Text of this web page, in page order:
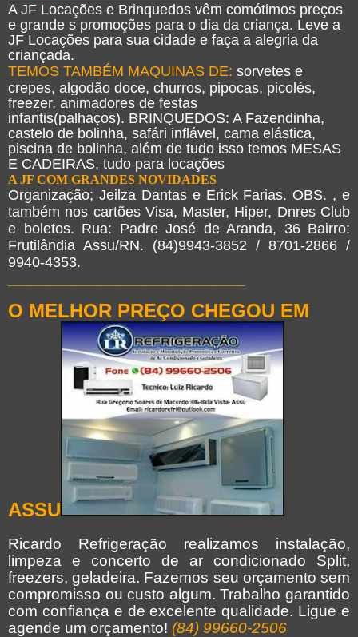
A JF Locações e Brinquedos vêm comótimos preços
e grande s promoções para o dia da criança. Leve a
JF Locações para sua cidade e faça a alegria da
criançada.
TEMOS TAMBÉM MAQUINAS DE: sorvetes e
crepes, algodão doce, churros, pipocas, picolés,
freezer, animadores de festas
infantis(palhaços). BRINQUEDOS: A Fazendinha,
castelo de bolinha, safári inflável, cama elástica,
piscina de bolinha, além de tudo isso temos MESAS
E CADEIRAS, tudo para locações
A JF COM GRANDES NOVIDADES
Organização; Jeilza Dantas e Erick Farias. OBS. , e
também nos cartões Visa, Master, Hiper, Dnres Club
e boletos. Rua: Padre José de Aranda, 36 Bairro:
Frutilândia Assu/RN. (84)9943-3852 / 8701-2866 /
9940-4353.
O MELHOR PREÇO CHEGOU EM
ASSU
Ricardo Refrigeração realizamos instalação,
limpeza e concerto de ar condicionado Split,
freezers, geladeira. Fazemos seu orçamento sem
compromisso ou custo algum. Trabalho garantido
com confiança e de excelente qualidade. Ligue e
agende um orçamento! (84) 99660-2506